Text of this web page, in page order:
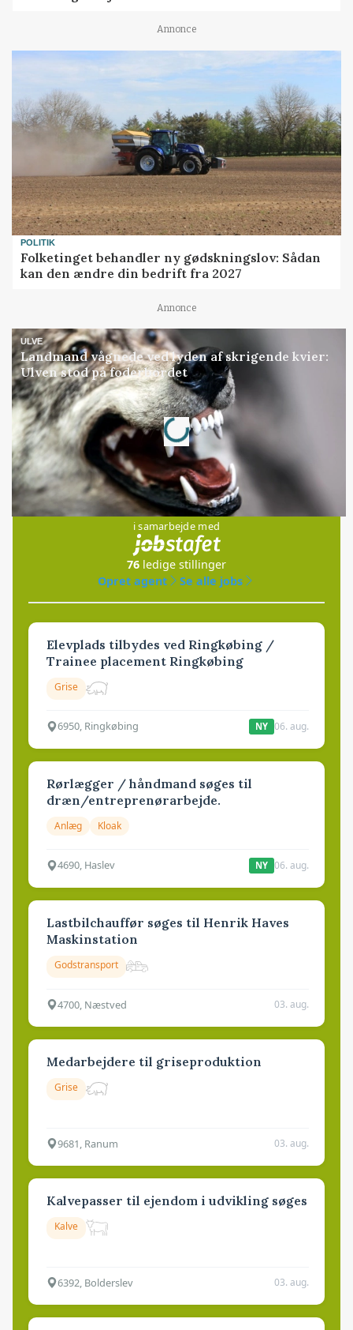
Annonce
POLITIK
Folketinget behandler ny gødskningslov: Sådan
kan den ændre din bedrift fra 2027
Annonce
ULVE
Landmand vågnede ved lyden af skrigende kvier:
Ulven stod på foderbordet
Annonce
Loading...
Jobs
i samarbejde med
76 ledige stillinger
Opret agent
Se alle jobs
Elevplads tilbydes ved Ringkøbing /
Trainee placement Ringkøbing
Grise
6950, Ringkøbing NY 06. aug.
Rørlægger / håndmand søges til
dræn/entreprenørarbejde.
Anlæg Kloak
4690, Haslev NY 06. aug.
Lastbilchauffør søges til Henrik Haves
Maskinstation
Godstransport
4700, Næstved 03. aug.
Medarbejdere til griseproduktion
Grise
9681, Ranum 03. aug.
Kalvepasser til ejendom i udvikling søges
Kalve
6392, Bolderslev 03. aug.